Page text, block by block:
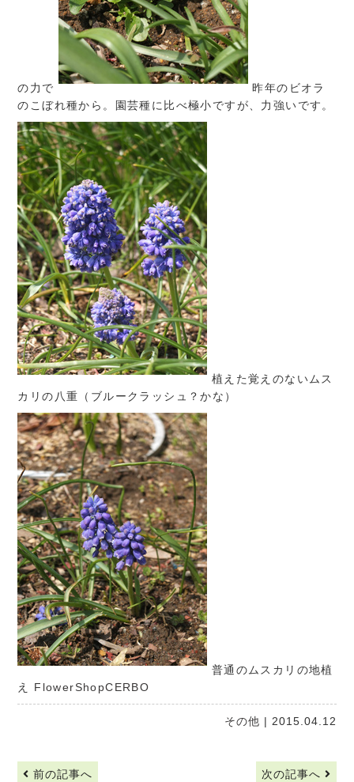
の力で
昨年のビオラ
のこぼれ種から。園芸種に比べ極小ですが、力強いです。
植えた覚えのないムス
カリの八重（ブルークラッシュ？かな）
普通のムスカリの地植
え FlowerShopCERBO
その他 | 2015.04.12
前の記事へ 次の記事へ